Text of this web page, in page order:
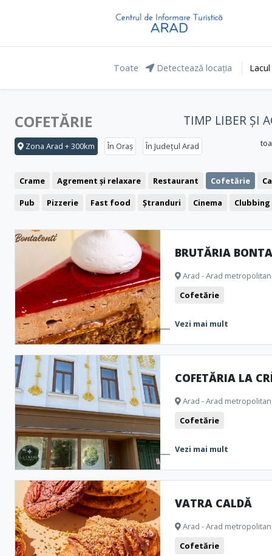
Toate Detectează locația
TIMP LIBER ȘI
COFETĂRIE
Zona Arad + 300km În Oraș În Județul Arad
Crame Agrement și relaxare Restaurant Cofetărie
Pub
Pizzerie Fast food Ștranduri Cinema
Clubbing
BRUTĂRIA
Arad - Arad metropolitan
Cofetărie
Vezi mai mult
COFETĂRIA LA
Arad - Arad metropolitan
Cofetărie
Vezi mai mult
VATRA CALDĂ
Arad - Arad metropolitan
Cofetărie